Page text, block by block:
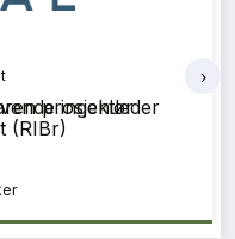
ingeniør
(RIBr)
›